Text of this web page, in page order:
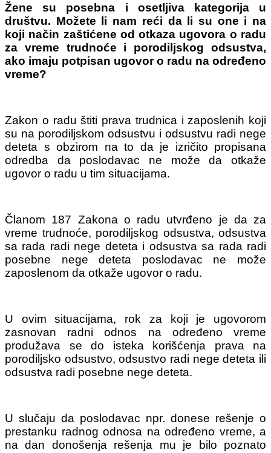
Žene su posebna i osetljiva kategorija u
društvu. Možete li nam reći da li su one i na
koji način zaštićene od otkaza ugovora o radu
za vreme trudnoće i porodiljskog odsustva,
ako imaju potpisan ugovor o radu na određeno
vreme?
Zakon o radu štiti prava trudnica i zaposlenih koji
su na porodiljskom odsustvu i odsustvu radi nege
deteta s obzirom na to da je izričito propisana
odredba da poslodavac ne može da otkaže
ugovor o radu u tim situacijama.
Članom 187 Zakona o radu utvrđeno je da za
vreme trudnoće, porodiljskog odsustva, odsustva
sa rada radi nege deteta i odsustva sa rada radi
posebne nege deteta poslodavac ne može
zaposlenom da otkaže ugovor o radu.
U ovim situacijama, rok za koji je ugovorom
zasnovan radni odnos na određeno vreme
produžava se do isteka korišćenja prava na
porodiljsko odsustvo, odsustvo radi nege deteta ili
odsustva radi posebne nege deteta.
U slučaju da poslodavac npr. donese rešenje o
prestanku radnog odnosa na određeno vreme, a
na dan donošenja rešenja mu je bilo poznato